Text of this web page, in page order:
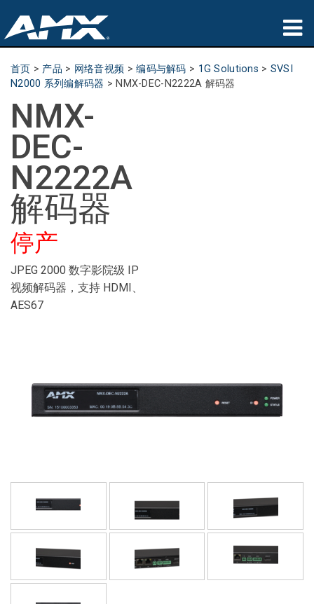
产品
Partners
哪里购买
培训
支持
公司简介
首页 > 产品 > 网络音视频 >编码与解码 > 1G Solutions > SVSI
N2000 系列编解码器 > NMX-DEC-N2222A 解码器
NMX-
DEC-
N2222A
解码器
停产
JPEG 2000 数字影院级 IP
视频解码器，支持 HDMI、
AES67